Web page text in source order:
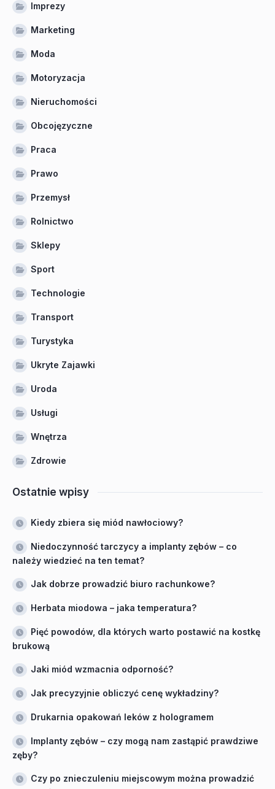
Imprezy
Marketing
Moda
Motoryzacja
Nieruchomości
Obcojęzyczne
Praca
Prawo
Przemysł
Rolnictwo
Sklepy
Sport
Technologie
Transport
Turystyka
Ukryte Zajawki
Uroda
Usługi
Wnętrza
Zdrowie
Ostatnie wpisy
Kiedy zbiera się miód nawłociowy?
Niedoczynność tarczycy a implanty zębów – co
należy wiedzieć na ten temat?
Jak dobrze prowadzić biuro rachunkowe?
Herbata miodowa – jaka temperatura?
Pięć powodów, dla których warto postawić na kostkę
brukową
Jaki miód wzmacnia odporność?
Jak precyzyjnie obliczyć cenę wykładziny?
Drukarnia opakowań leków z hologramem
Implanty zębów – czy mogą nam zastąpić prawdziwe
zęby?
Czy po znieczuleniu miejscowym można prowadzić